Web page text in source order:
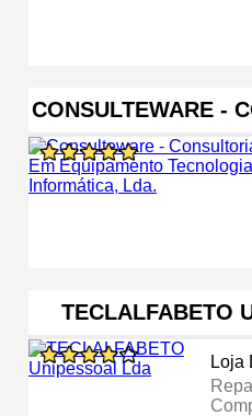
CONSULTEWARE -
TECLALFABETO
Loja